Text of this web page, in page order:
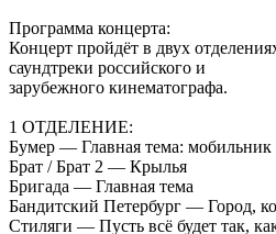
Программа концерта:
Концерт пройдёт в двух
саундтреки российского и
зарубежного кинематографа.
1 ОТДЕЛЕНИЕ:
Бумер — Главная тема: мобильник
Брат / Брат 2 — Крылья
Бригада — Главная тема
Бандитский Петербург — Город,
Стиляги — Пусть всё будет так,